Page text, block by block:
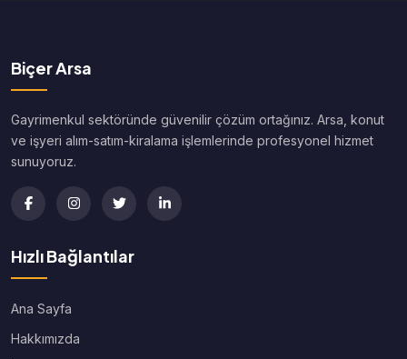
Biçer Arsa
Gayrimenkul sektöründe güvenilir çözüm ortağınız. Arsa, konut
ve işyeri alım-satım-kiralama işlemlerinde profesyonel hizmet
sunuyoruz.
Hızlı Bağlantılar
Ana Sayfa
Hakkımızda